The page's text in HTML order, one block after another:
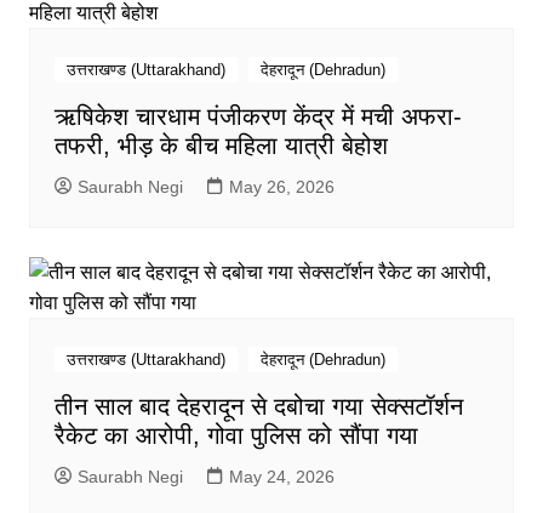
उत्तराखण्ड (Uttarakhand) देहरादून (Dehradun)
ऋषिकेश चारधाम पंजीकरण केंद्र में मची अफरा-
तफरी, भीड़ के बीच महिला यात्री बेहोश
Saurabh Negi May 26, 2026
उत्तराखण्ड (Uttarakhand) देहरादून (Dehradun)
तीन साल बाद देहरादून से दबोचा गया सेक्सटॉर्शन
रैकेट का आरोपी, गोवा पुलिस को सौंपा गया
Saurabh Negi May 24, 2026